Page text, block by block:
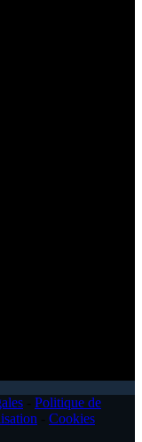
Politique de
Cookies